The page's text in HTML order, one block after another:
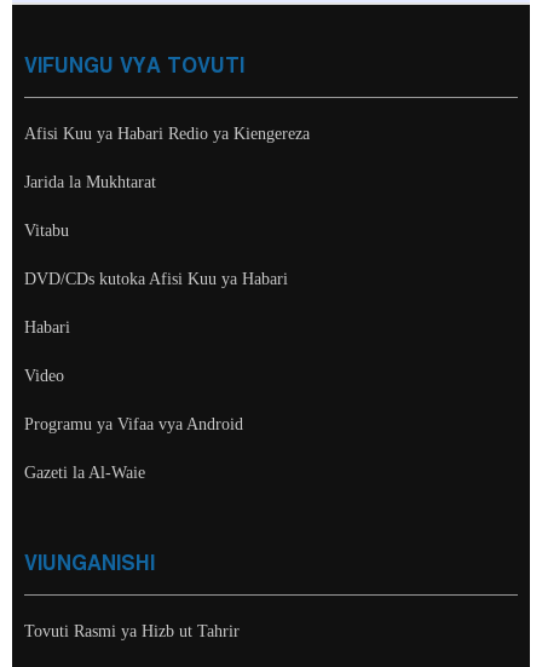
VIFUNGU VYA TOVUTI
Afisi Kuu ya Habari Redio ya Kiengereza
Jarida la Mukhtarat
Vitabu
DVD/CDs kutoka Afisi Kuu ya Habari
Habari
Video
Programu ya Vifaa vya Android
Gazeti la Al-Waie
VIUNGANISHI
Tovuti Rasmi ya Hizb ut Tahrir